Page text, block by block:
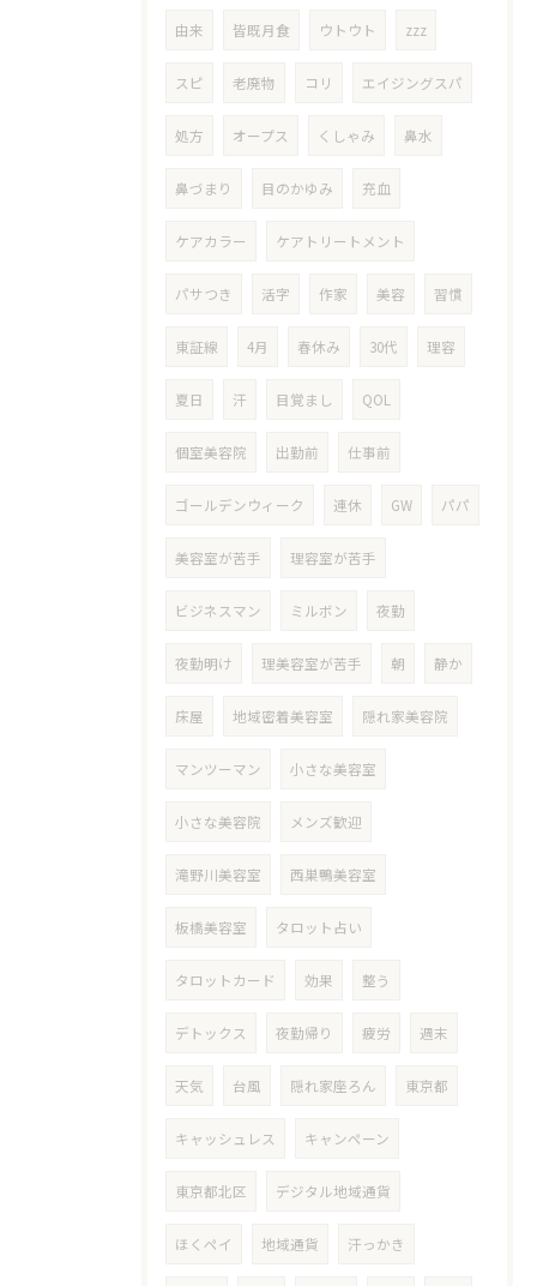
由来 皆既月食 ウトウト zzz
スピ 老廃物 コリ エイジングスパ
処方 オープス くしゃみ 鼻水
鼻づまり 目のかゆみ 充血
ケアカラー ケアトリートメント
パサつき 活字 作家 美容 習慣
東証線 4月 春休み 30代 理容
夏日 汗 目覚まし QOL
個室美容院 出勤前 仕事前
ゴールデンウィーク 連休 GW パパ
美容室が苦手 理容室が苦手
ビジネスマン ミルボン 夜勤
夜勤明け 理美容室が苦手 朝 静か
床屋 地域密着美容室 隠れ家美容院
マンツーマン 小さな美容室
小さな美容院 メンズ歓迎
滝野川美容室 西巣鴨美容室
板橋美容室 タロット占い
タロットカード 効果 整う
デトックス 夜勤帰り 疲労 週末
天気 台風 隠れ家座ろん 東京都
キャッシュレス キャンペーン
東京都北区 デジタル地域通貨
ほくペイ 地域通貨 汗っかき